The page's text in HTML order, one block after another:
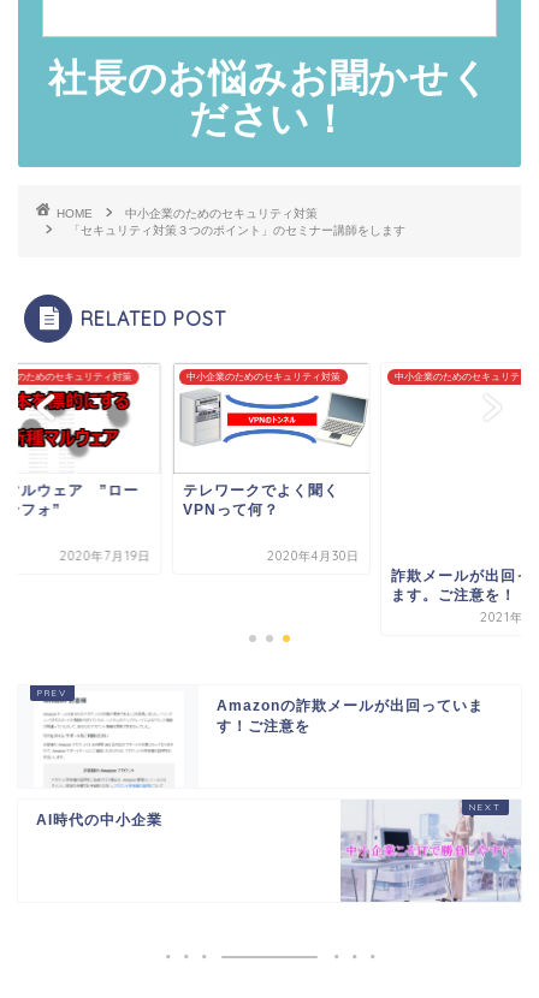
社長のお悩みお聞かせく
ださい！
HOME
中小企業のためのセキュリティ対策
「セキュリティ対策３つのポイント」のセミナー講師をします
RELATED POST
業のためのセキュリティ対策
マルウェア ”ロー
ンフォ”
2020年7月19日
中小企業のためのセキュリティ対策
テレワークでよく聞く
VPNって何？
2020年4月30日
中小企業のためのセキュリティ
詐欺メールが出回っ
ます。ご注意を！
2021年1
Amazonの詐欺メールが出回っていま
す！ご注意を
AI時代の中小企業